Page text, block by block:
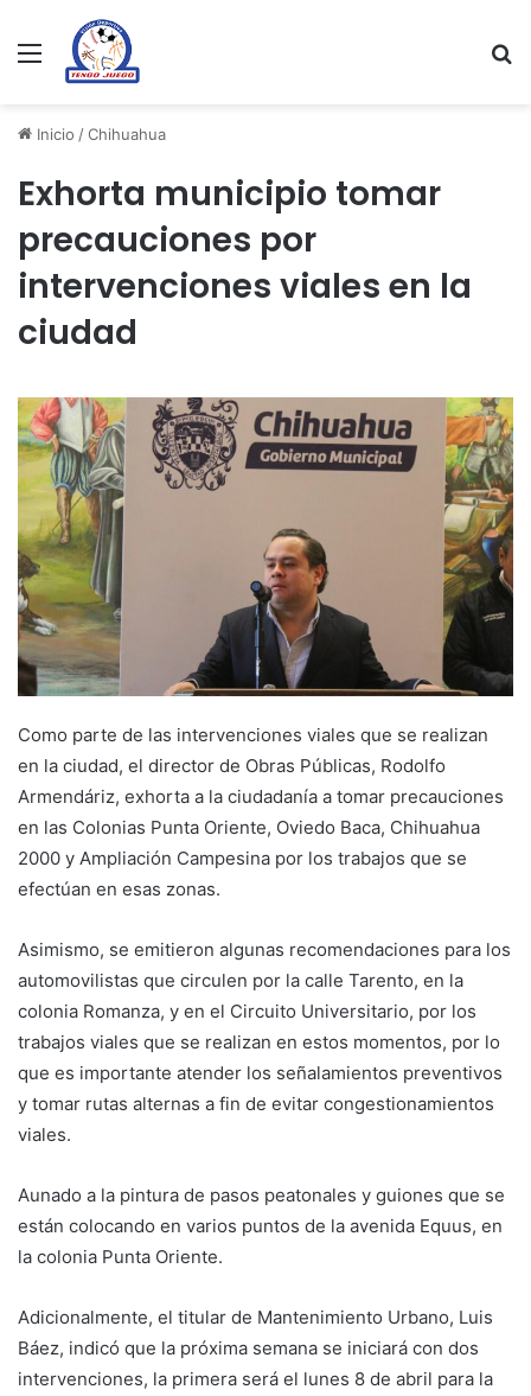
Menu
Inicio /Chihuahua
Exhorta municipio tomar
precauciones por
intervenciones viales en la
ciudad
Como parte de las intervenciones viales que se realizan
en la ciudad, el director de Obras Públicas, Rodolfo
Armendáriz, exhorta a la ciudadanía a tomar precauciones
en las Colonias Punta Oriente, Oviedo Baca, Chihuahua
2000 y Ampliación Campesina por los trabajos que se
efectúan en esas zonas.
Asimismo, se emitieron algunas recomendaciones para los
automovilistas que circulen por la calle Tarento, en la
colonia Romanza, y en el Circuito Universitario, por los
trabajos viales que se realizan en estos momentos, por lo
que es importante atender los señalamientos preventivos
y tomar rutas alternas a fin de evitar congestionamientos
viales.
Aunado a la pintura de pasos peatonales y guiones que se
están colocando en varios puntos de la avenida Equus, en
la colonia Punta Oriente.
Adicionalmente, el titular de Mantenimiento Urbano, Luis
Báez, indicó que la próxima semana se iniciará con dos
intervenciones, la primera será el lunes 8 de abril para la